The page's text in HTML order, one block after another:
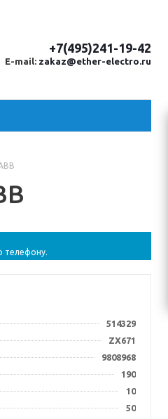
+7(495)241-19-42
E-mail: zakaz@ether-electro.ru
телефону.
514329
ZX671
9808968
190
10
50